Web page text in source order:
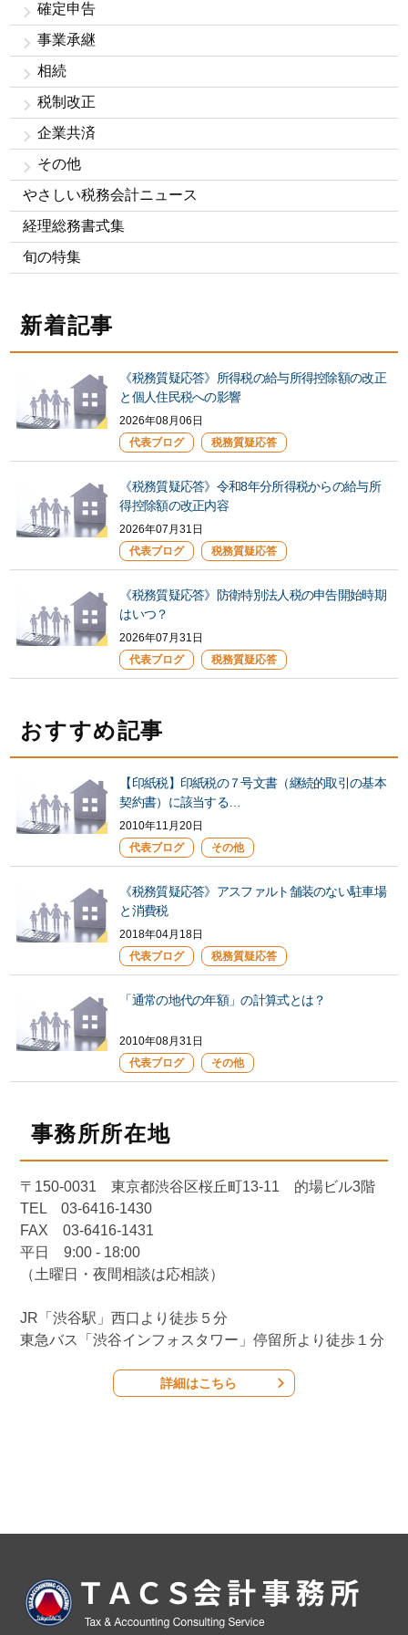
確定申告
事業承継
相続
税制改正
企業共済
その他
やさしい税務会計ニュース
経理総務書式集
旬の特集
新着記事
《税務質疑応答》所得税の給与所得控除額の改正
と個人住民税への影響
2026年08月06日
代表ブログ
税務質疑応答
《税務質疑応答》令和8年分所得税からの給与所
得控除額の改正内容
2026年07月31日
代表ブログ
税務質疑応答
《税務質疑応答》防衛特別法人税の申告開始時期
はいつ？
2026年07月31日
代表ブログ
税務質疑応答
おすすめ記事
【印紙税】印紙税の７号文書（継続的取引の基本
契約書）に該当する…
2010年11月20日
代表ブログ
その他
《税務質疑応答》アスファルト舗装のない駐車場
と消費税
2018年04月18日
代表ブログ
税務質疑応答
「通常の地代の年額」の計算式とは？
2010年08月31日
代表ブログ
その他
事務所所在地
〒150-0031 東京都渋谷区桜丘町13-11 的場ビル3階
TEL 03-6416-1430
FAX 03-6416-1431
平日 9:00 - 18:00
（土曜日・夜間相談は応相談）
JR「渋谷駅」西口より徒歩５分
東急バス「渋谷インフォスタワー」停留所より徒歩１分
詳細はこちら